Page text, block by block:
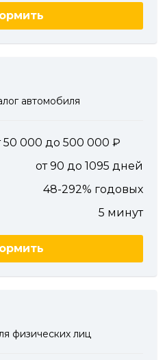
автомобиля
50 000 до 500 000
от 90 до 1095 дней
48-292% годовых
5 минут
физических лиц